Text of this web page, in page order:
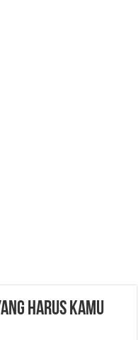
Harus Kamu